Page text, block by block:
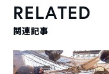
RELATED
関連記事